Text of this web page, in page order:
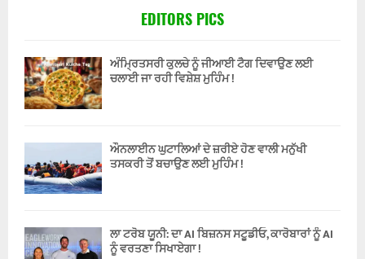
EDITORS PICS
ਅੰਮ੍ਰਿਤਸਰੀ ਕੁਲਚੇ ਨੂੰ ਜੀਆਈ ਟੈਗ ਦਿਵਾਉਣ ਲਈ
ਚਲਾਈ ਜਾ ਰਹੀ ਵਿਸ਼ੇਸ਼ ਮੁਹਿੰਮ !
ਔਨਲਾਈਨ ਘੁਟਾਲਿਆਂ ਦੇ ਜ਼ਰੀਏ ਹੋਣ ਵਾਲੀ ਮਨੁੱਖੀ
ਤਸਕਰੀ ਤੋਂ ਬਚਾਉਣ ਲਈ ਮੁਹਿੰਮ !
ਲਾ ਟਰੋਬ ਯੂਨੀ: ਦਾ AI ਬਿਜ਼ਨਸ ਸਟੂਡੀਓ, ਕਾਰੋਬਾਰਾਂ ਨੂੰ AI
ਨੂੰ ਵਰਤਣਾ ਸਿਖਾਏਗਾ !